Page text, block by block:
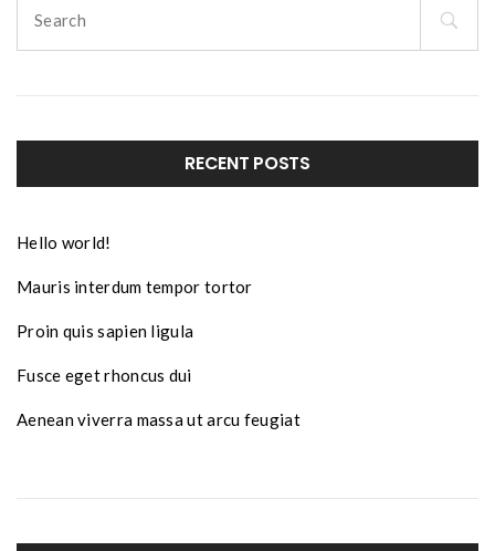
for:
RECENT POSTS
Hello world!
Mauris interdum tempor tortor
Proin quis sapien ligula
Fusce eget rhoncus dui
Aenean viverra massa ut arcu feugiat